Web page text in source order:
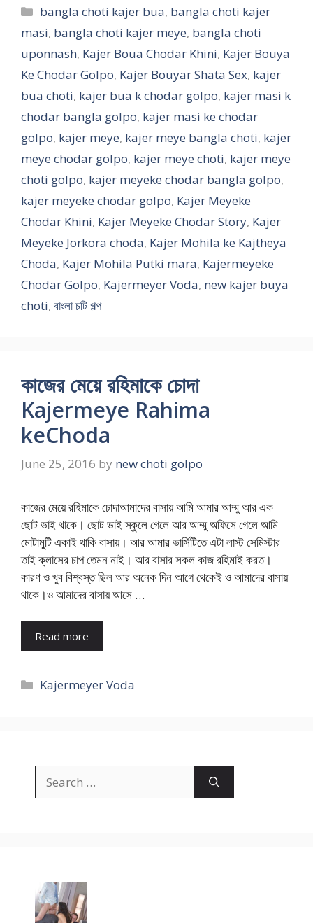
Categories
bangla choti kajer bua, bangla choti kajer
masi, bangla choti kajer meye, bangla choti
uponnash, Kajer Boua Chodar Khini, Kajer Bouya
Ke Chodar Golpo, Kajer Bouyar Shata Sex, kajer
bua choti, kajer bua k chodar golpo, kajer masi k
chodar bangla golpo, kajer masi ke chodar
golpo, kajer meye, kajer meye bangla choti, kajer
meye chodar golpo, kajer meye choti, kajer meye
choti golpo, kajer meyeke chodar bangla golpo,
kajer meyeke chodar golpo, Kajer Meyeke
Chodar Khini, Kajer Meyeke Chodar Story, Kajer
Meyeke Jorkora choda, Kajer Mohila ke Kajtheya
Choda, Kajer Mohila Putki mara, Kajermeyeke
Chodar Golpo, Kajermeyer Voda, new kajer buya
choti, বাংলা চটি গল্প
কাজের মেয়ে রহিমাকে চোদা
Kajermeye Rahima
keChoda
June 25, 2016 by new choti golpo
কাজের মেয়ে রহিমাকে চোদাআমাদের বাসায় আমি আমার আম্মু আর এক
ছোট ভাই থাকে। ছোট ভাই স্কুলে গেলে আর আম্মু অফিসে গেলে আমি
মোটামুটি একাই থাকি বাসায়। আর আমার ভার্সিটিতে এটা লাস্ট সেমিস্টার
তাই ক্লাসের চাপ তেমন নাই। আর বাসার সকল কাজ রহিমাই করত।
কারণ ও খুব বিশ্বস্ত ছিল আর অনেক দিন আগে থেকেই ও আমাদের বাসায়
থাকে।ও আমাদের বাসায় আসে …
Read more
Categories
Kajermeyer Voda
for: